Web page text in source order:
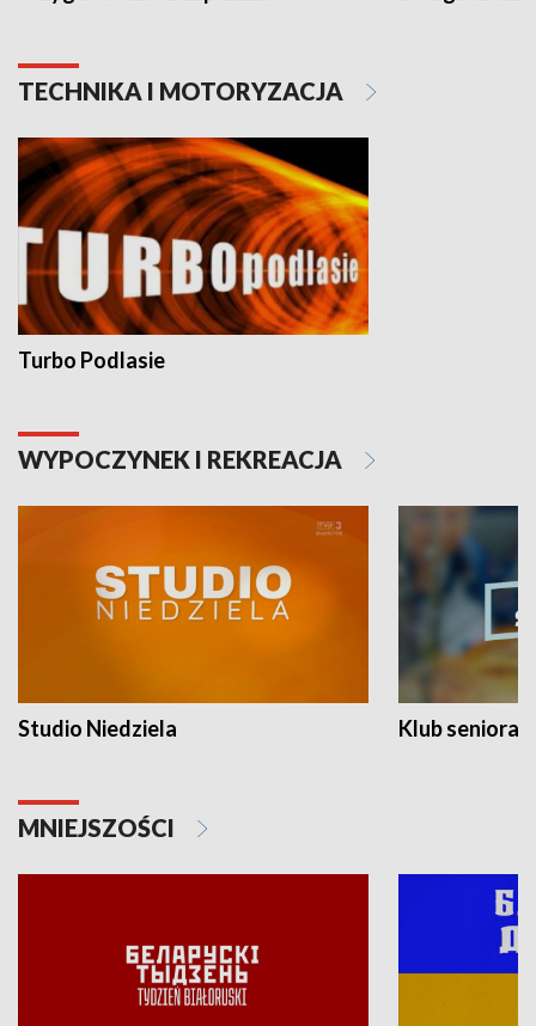
TECHNIKA I MOTORYZACJA
Turbo Podlasie
WYPOCZYNEK I REKREACJA
Studio Niedziela Klub seniora
MNIEJSZOŚCI